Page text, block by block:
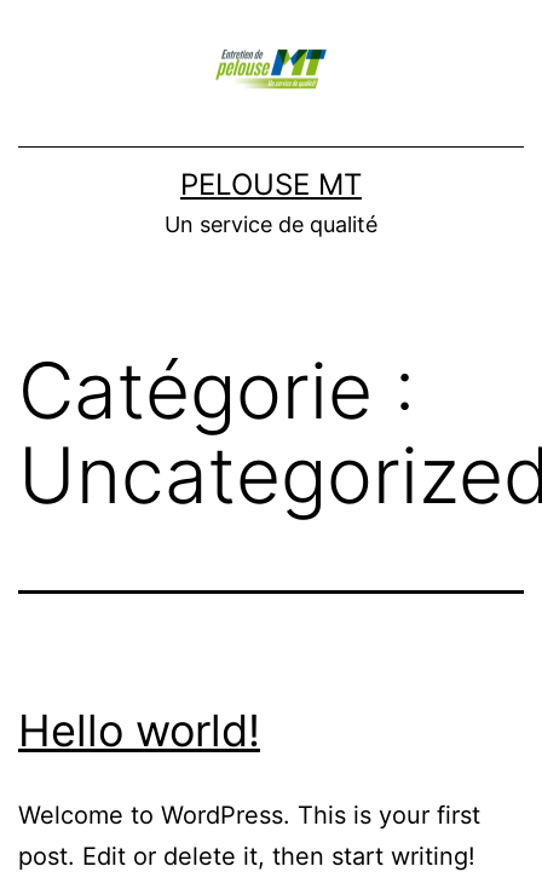
PELOUSE MT
Un service de qualité
Catégorie :
Hello world!
Welcome to WordPress. This is your first
post. Edit or delete it, then start writing!